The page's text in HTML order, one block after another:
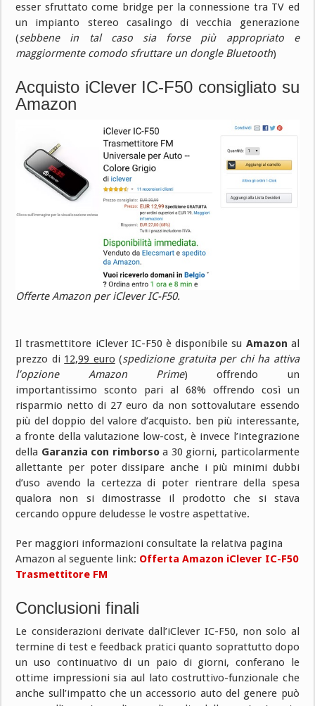
esser sfruttato come bridge per la connessione tra TV ed
un impianto stereo casalingo di vecchia generazione
(sebbene in tal caso sia forse più appropriato e
maggiormente comodo sfruttare un dongle Bluetooth)
Acquisto iClever IC-F50 consigliato su
Amazon
Offerte Amazon per iClever IC-F50.
Il trasmettitore iClever IC-F50 è disponibile su Amazon al
prezzo di 12,99 euro (spedizione gratuita per chi ha attiva
l’opzione Amazon Prime) offrendo un
importantissimo sconto pari al 68% offrendo così un
risparmio netto di 27 euro da non sottovalutare essendo
più del doppio del valore d’acquisto. ben più interessante,
a fronte della valutazione low-cost, è invece l’integrazione
della Garanzia con rimborsoa 30 giorni, particolarmente
allettante per poter dissipare anche i più minimi dubbi
d’uso avendo la certezza di poter rientrare della spesa
qualora non si dimostrasse il prodotto che si stava
cercando oppure deludesse le vostre aspettative.
Per maggiori informazioni consultate la relativa pagina
Amazon al seguente link: Offerta Amazon iClever IC-F50
Trasmettitore FM
Conclusioni finali
Le considerazioni derivate dall’iClever IC-F50, non solo al
termine di test e feedback pratici quanto soprattutto dopo
un uso continuativo di un paio di giorni, conferano le
ottime impressioni sia aul lato costruttivo-funzionale che
anche sull’impatto che un accessorio auto del genere può